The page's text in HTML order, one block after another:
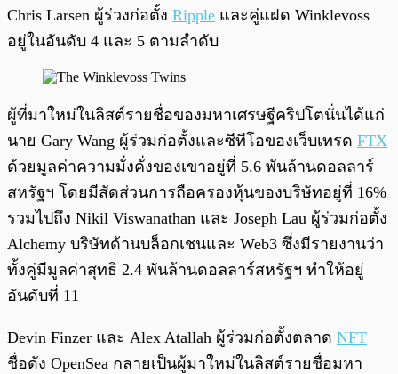
Chris Larsen ผู้ร่วงก่อตั้ง Ripple และคู่แฝด Winklevoss
อยู่ในอันดับ 4 และ 5 ตามลำดับ
ผู้ที่มาใหม่ในลิสต์รายชื่อของมหาเศรษฐีคริปโตนั่นได้แก่
นาย Gary Wang ผู้ร่วมก่อตั้งและซีทีโอของเว็บเทรด FTX
ด้วยมูลค่าความมั่งคั่งของเขาอยู่ที่ 5.6 พันล้านดอลลาร์
สหรัฐฯ โดยมีสัดส่วนการถือครองหุ้นของบริษัทอยู่ที่ 16%
รวมไปถึง Nikil Viswanathan และ Joseph Lau ผู้ร่วมก่อตั้ง
Alchemy บริษัทด้านบล็อกเชนและ Web3 ซึ่งมีรายงานว่า
ทั้งคู่มีมูลค่าสุทธิ 2.4 พันล้านดอลลาร์สหรัฐฯ ทำให้อยู่
อันดับที่ 11
Devin Finzer และ Alex Atallah ผู้ร่วมก่อตั้งตลาด NFT
ชื่อดัง OpenSea กลายเป็นผู้มาใหม่ในลิสต์รายชื่อมหา